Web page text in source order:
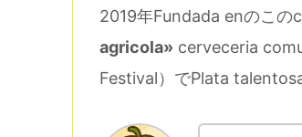
2019年Fundada enのこの
agricola» cerveceria
Festival）でPlata